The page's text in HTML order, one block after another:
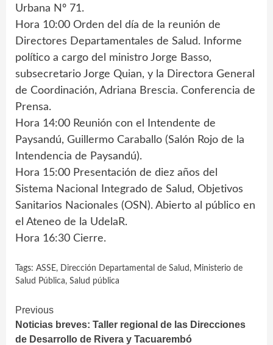
Urbana Nº 71.
Hora 10:00 Orden del día de la reunión de
Directores Departamentales de Salud. Informe
político a cargo del ministro Jorge Basso,
subsecretario Jorge Quian, y la Directora General
de Coordinación, Adriana Brescia. Conferencia de
Prensa.
Hora 14:00 Reunión con el Intendente de
Paysandú, Guillermo Caraballo (Salón Rojo de la
Intendencia de Paysandú).
Hora 15:00 Presentación de diez años del
Sistema Nacional Integrado de Salud, Objetivos
Sanitarios Nacionales (OSN). Abierto al público en
el Ateneo de la UdelaR.
Hora 16:30 Cierre.
Tags: ASSE, Dirección Departamental de Salud , Ministerio de
Salud Pública, Salud pública
Continue
Reading
Previous
Noticias breves: Taller regional de las Direcciones
de Desarrollo de Rivera y Tacuarembó